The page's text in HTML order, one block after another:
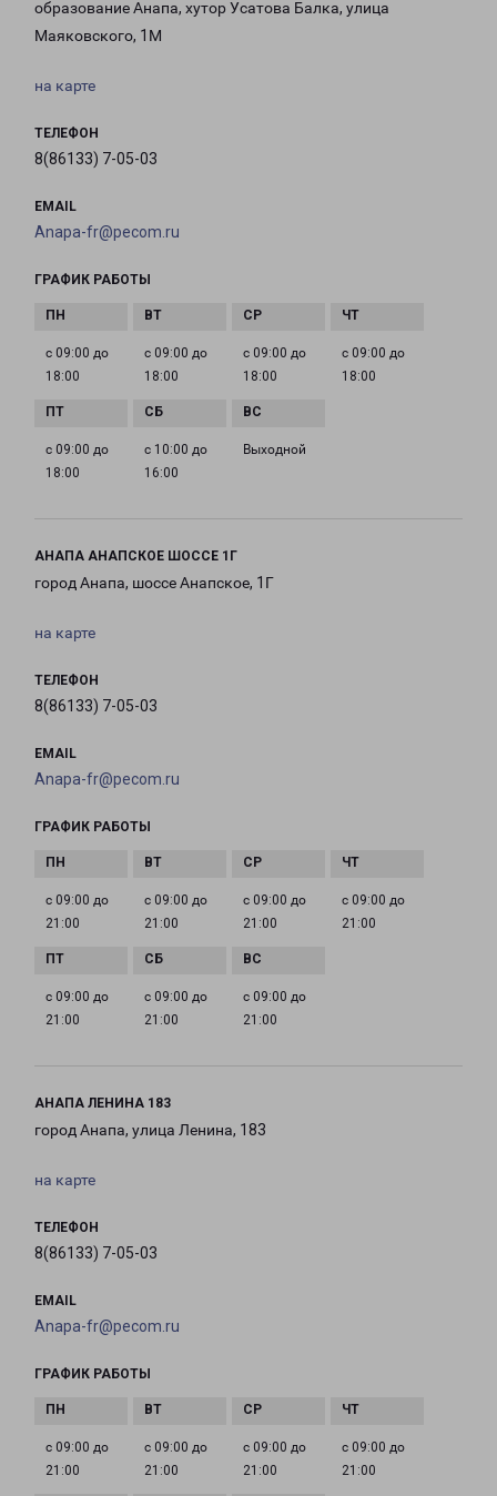
образование Анапа, хутор Усатова Балка, улица
Маяковского, 1М
на карте
ТЕЛЕФОН
8(86133) 7-05-03
EMAIL
Anapa-fr@pecom.ru
ГРАФИК РАБОТЫ
с 09:00 до
18:00
с 09:00 до
18:00
с 09:00 до
18:00
с 09:00 до
18:00
с 09:00 до
18:00
с 10:00 до
16:00
Выходной
АНАПА АНАПСКОЕ ШОССЕ 1Г
город Анапа, шоссе Анапское, 1Г
на карте
ТЕЛЕФОН
8(86133) 7-05-03
EMAIL
Anapa-fr@pecom.ru
ГРАФИК РАБОТЫ
с 09:00 до
21:00
с 09:00 до
21:00
с 09:00 до
21:00
с 09:00 до
21:00
с 09:00 до
21:00
с 09:00 до
21:00
с 09:00 до
21:00
АНАПА ЛЕНИНА 183
город Анапа, улица Ленина, 183
на карте
ТЕЛЕФОН
8(86133) 7-05-03
EMAIL
Anapa-fr@pecom.ru
ГРАФИК РАБОТЫ
с 09:00 до
21:00
с 09:00 до
21:00
с 09:00 до
21:00
с 09:00 до
21:00